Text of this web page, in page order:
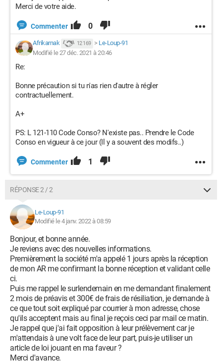
Merci de votre aide.
Commenter 0
Afrikarnak 12 169 > Le-Loup-91
Modifié le 27 déc. 2021 à 20:46
Re:
Bonne précaution si tu n'as rien d'autre à régler
contractuellement.
A+
PS: L 121-110 Code Conso? N'existe pas.. Prendre le Code
Conso en vigueur à ce jour (Il y a souvent des modifs..)
Commenter 1
RÉPONSE 2 / 2
Le-Loup-91
Modifié le 4 janv. 2022 à 08:59
Bonjour, et bonne année.
Je reviens avec des nouvelles informations.
Premièrement la société m'a appelé 1 jours après la réception
de mon AR me confirmant la bonne réception et validant celle
ci.
Puis me rappel le surlendemain en me demandant finalement
2 mois de préavis et 300€ de frais de résiliation, je demande à
ce que tout soit expliqué par courrier à mon adresse, chose
qu'ils acceptent mais au final je reçois ceci par mail ce matin.
Je rappel que j'ai fait opposition à leur prélèvement car je
m'attendais à une volt face de leur part, puis-je utiliser un
article de loi jouant en ma faveur ?
Merci d'avance.